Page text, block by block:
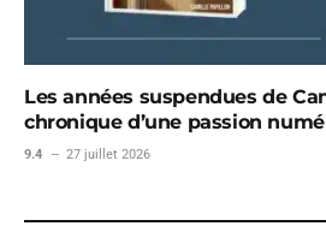
Les années suspendues de
chronique d’une passion
9.4 27 juillet 2026